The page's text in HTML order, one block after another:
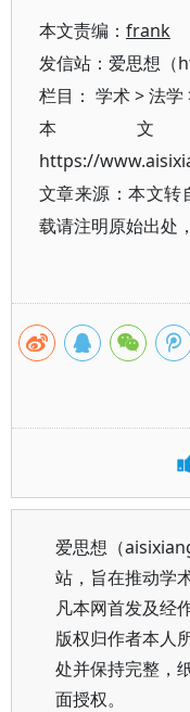
本文责编： frank
发信站：爱思想（
栏目： 学术>法学
本
https://
文章来源：本文转
载请注明原始出处
爱思想（
站，旨在推动学
凡本网首发及经
版权归作者本人
处并保持完整，
面授权。